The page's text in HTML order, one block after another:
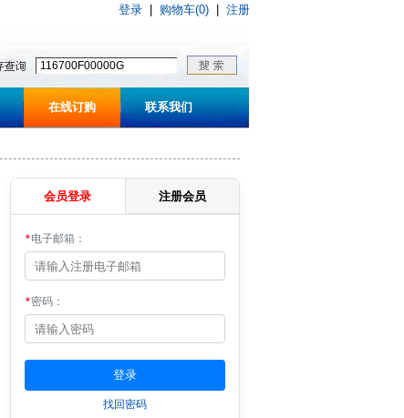
登录 购物车(0) 注册
在线订购 联系我们
会员登录 注册会员
*电子邮箱：
*密码：
找回密码